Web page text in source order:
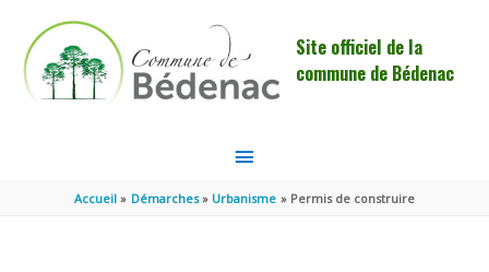
Site officiel de la
commune de Bédenac
MENU
PRINCIPAL
Accueil Démarches Urbanisme Permis de construire